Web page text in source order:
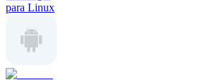
para Linux